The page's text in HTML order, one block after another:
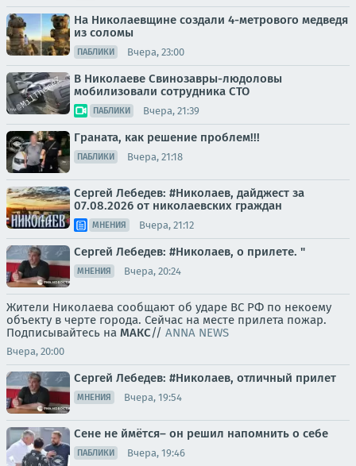
На Николаевщине создали 4-метрового медведя
из соломы
ПАБЛИКИ Вчера, 23:00
В Николаеве Свинозавры-людоловы
мобилизовали сотрудника СТО
ПАБЛИКИ Вчера, 21:39
Граната, как решение проблем!!!
ПАБЛИКИ Вчера, 21:18
Сергей Лебедев: #Николаев, дайджест за
07.08.2026 от николаевских граждан
МНЕНИЯ Вчера, 21:12
Сергей Лебедев: #Николаев, о прилете. "
МНЕНИЯ Вчера, 20:24
Жители Николаева сообщают об ударе ВС РФ по некоему
объекту в черте города. Сейчас на месте прилета пожар.
Подписывайтесь на МАКС// ANNA NEWS
Вчера, 20:00
Сергей Лебедев: #Николаев, отличный прилет
МНЕНИЯ Вчера, 19:54
Сене не ймётся– он решил напомнить о себе
ПАБЛИКИ Вчера, 19:46